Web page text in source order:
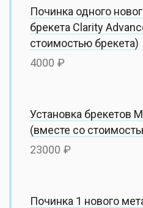
Починка одного
брекета Clarity
стоимостью брекета)
4000
Установка брекетов
(вместе со
23000
Починка 1 нового